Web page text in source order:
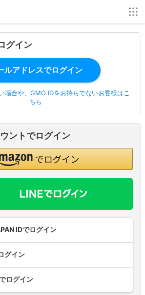
グイン
場合や、GMO IDをお持ちでないお客様はこ
ちら
ントでログイン
IDでログイン
グイン
ログイン